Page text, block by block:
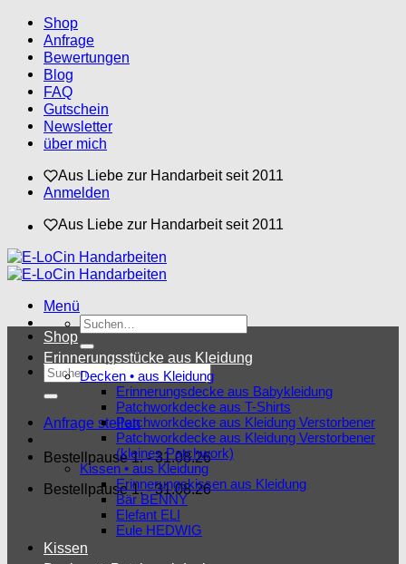
Zum
Inhalt
springen
Shop
Anfrage
Bewertungen
Blog
FAQ
Gutschein
Newsletter
über mich
Aus Liebe zur Handarbeit seit 2011
Anmelden
Aus Liebe zur Handarbeit seit 2011
Menü
Suchen
nach:
Suchen
nach:
Anfrage stellen
Bestellpause 1. - 31.08.26
Bestellpause 1. - 31.08.26
Shop
Erinnerungsstücke aus Kleidung
Decken • aus Kleidung
Erinnerungsdecke aus Babykleidung
Patchworkdecke aus T-Shirts
Patchworkdecke aus Kleidung Verstorbener
Patchworkdecke aus Kleidung Verstorbener
(kleines Patchwork)
Kissen • aus Kleidung
Erinnerungskissen aus Kleidung
Bär BENNY
Elefant ELI
Eule HEDWIG
Kissen